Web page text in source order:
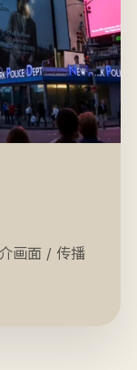
画面 / 传播